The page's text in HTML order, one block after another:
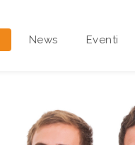
News Eventi